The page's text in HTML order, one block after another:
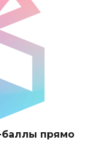
баллы прямо